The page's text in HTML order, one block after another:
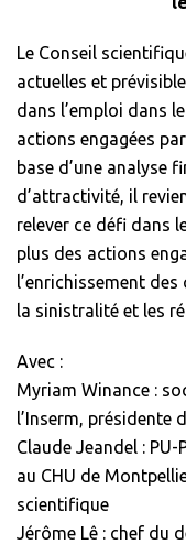
Le Conseil
actuelles et
dans l’emploi dans
actions engagées
base d’une analyse
d’attractivité, il
relever ce défi dans
plus des actions
l’enrichissement
la sinistralité et les
Avec :
Myriam Winance :
l’Inserm, présidente
Claude Jeandel :
au CHU de
scientifique
Jérôme Lê : chef du